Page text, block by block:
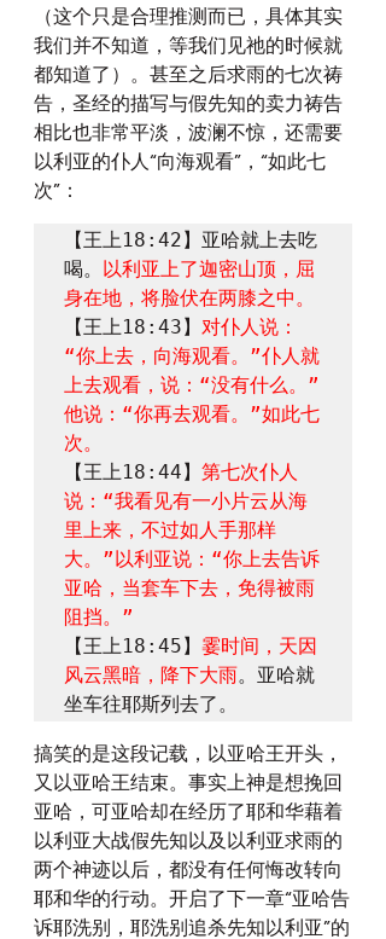
（这个只是合理推测而已，具体其实
我们并不知道，等我们见祂的时候就
都知道了）。甚至之后求雨的七次祷
告，圣经的描写与假先知的卖力祷告
相比也非常平淡，波澜不惊，还需要
以利亚的仆人“向海观看”，“如此七
次”：
【王上18:42】亚哈就上去吃
喝。 以利亚上了迦密山顶，屈
身在地，将脸伏在两膝之中。
【王上18:43】 对仆人说：
“你上去，向海观看。”仆人就
上去观看，说：“没有什么。”
他说：“你再去观看。”如此七
次。
【王上18:44】 第七次仆人
说：“我看见有一小片云从海
里上来，不过如人手那样
大。”以利亚说：“你上去告诉
亚哈，当套车下去，免得被雨
阻挡。”
【王上18:45】 霎时间，天因
风云黑暗，降下大雨。亚哈就
坐车往耶斯列去了。
搞笑的是这段记载，以亚哈王开头，
又以亚哈王结束。事实上神是想挽回
亚哈，可亚哈却在经历了耶和华藉着
以利亚大战假先知以及以利亚求雨的
两个神迹以后，都没有任何悔改转向
耶和华的行动。开启了下一章“亚哈告
诉耶洗别，耶洗别追杀先知以利亚”的